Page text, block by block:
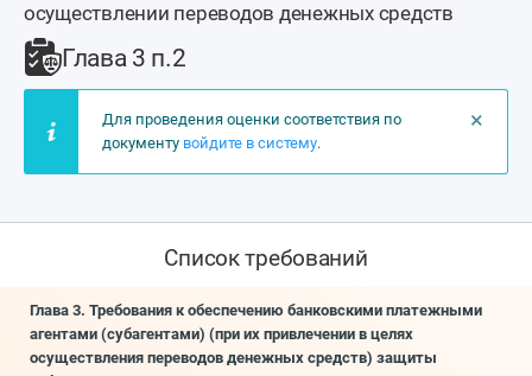
осуществлении переводов денежных средств
Глава 3 п.2
×
Для проведения оценки соответствия по
документу войдите в систему.
Список требований
Глава 3. Требования к обеспечению банковскими платежными
агентами (субагентами) (при их привлечении в целях
осуществления переводов денежных средств) защиты